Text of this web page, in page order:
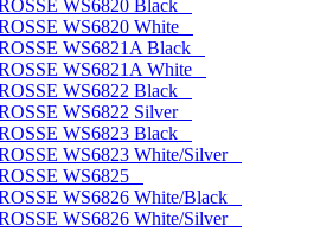
WS6820 Black
WS6820 White
WS6821A Black
WS6821A White
WS6822 Black
WS6822 Silver
WS6823 Black
WS6823 White/Silver
WS6825
WS6826 White/Black
WS6826 White/Silver